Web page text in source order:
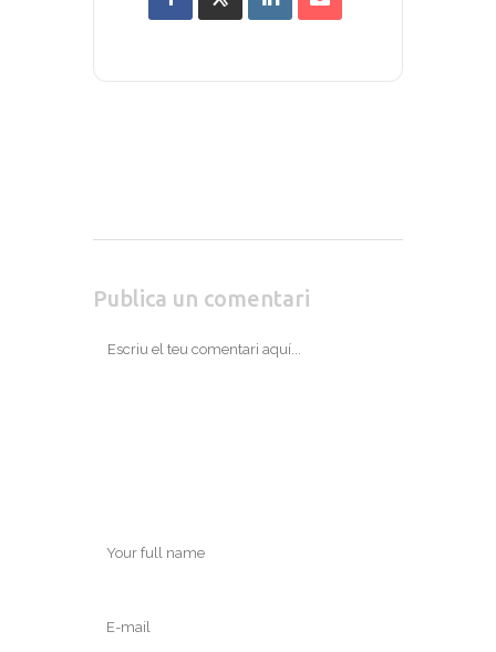
Publica un comentari